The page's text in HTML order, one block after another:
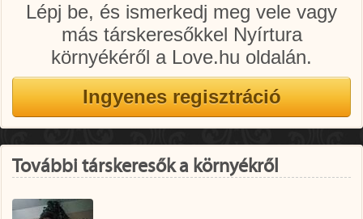
Lépj be, és ismerkedj meg vele vagy
más társkeresőkkel Nyírtura
környékéről a Love.hu oldalán.
További társkeresők a környékről